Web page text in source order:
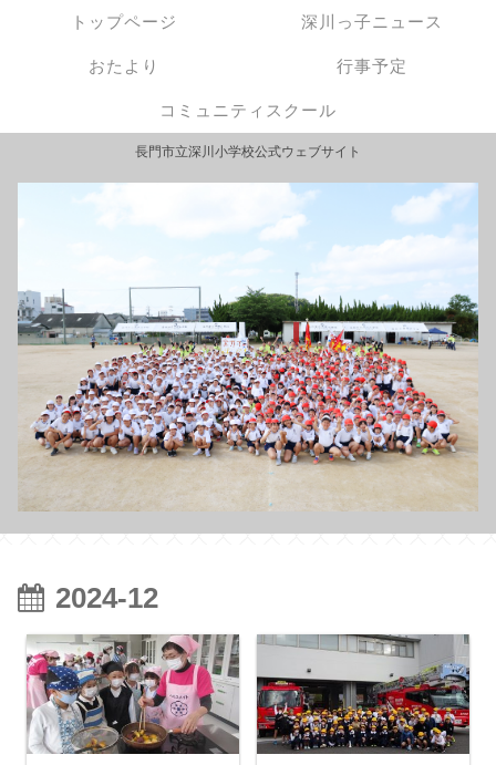
長門市立深川小学校公式ウェブサイト
トップページ 深川っ子ニュース
おたより 行事予定
コミュニティスクール
2024-12